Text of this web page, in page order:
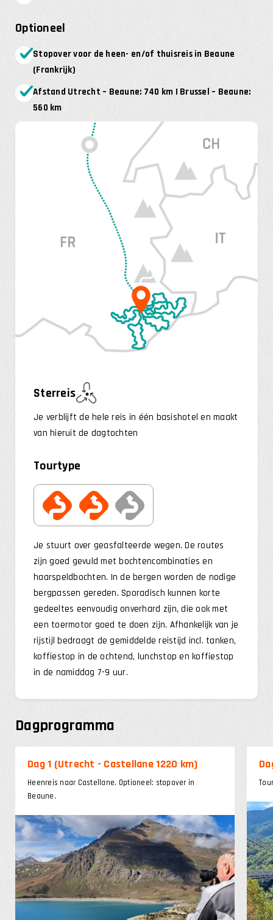
Optioneel
Stopover voor de heen- en/of thuisreis in Beaune
(Frankrijk)
Afstand Utrecht – Beaune: 740 km | Brussel – Beaune:
560 km
Sterreis
Je verblijft de hele reis in één basishotel en maakt
van hieruit de dagtochten
Tourtype
Je stuurt over geasfalteerde wegen. De routes
zijn goed gevuld met bochtencombinaties en
haarspeldbochten. In de bergen worden de nodige
bergpassen gereden. Sporadisch kunnen korte
gedeeltes eenvoudig onverhard zijn, die ook met
een toermotor goed te doen zijn. Afhankelijk van je
rijstijl bedraagt de gemiddelde reistijd incl. tanken,
koffiestop in de ochtend, lunchstop en koffiestop
in de namiddag 7-9 uur.
Dagprogramma
Dag 1 (Utrecht - Castellane 1220 km)
Heenreis naar Castellane. Optioneel: stopover in
Beaune.